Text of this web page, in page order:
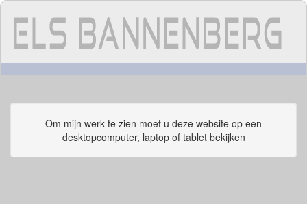
Om mijn werk te zien moet u deze website op een
desktopcomputer, laptop of tablet bekijken